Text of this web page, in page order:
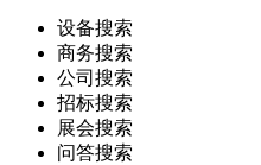
设备搜索
商务搜索
公司搜索
招标搜索
展会搜索
问答搜索